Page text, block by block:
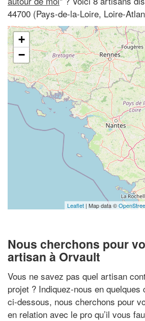
44700 (Pays-de-la-Loire, Loire-
+
−
Leaflet | Map data ©
Nous cherchons pour
artisan à Orvault
Vous ne savez pas quel artisan
projet ? Indiquez-nous en
ci-dessous, nous cherchons pour
en relation avec le pro qu’il vous